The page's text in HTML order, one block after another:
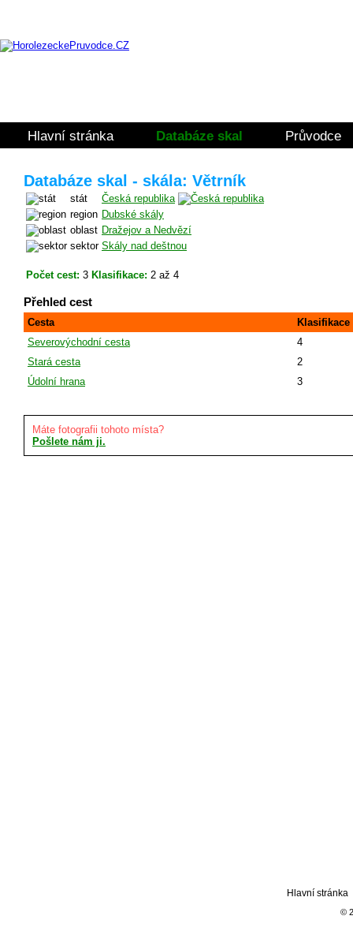
Hlavní stránka Databáze skal Průvodce
Databáze skal - skála: Větrník
stát
Česká republika
region Dubské skály
oblast Dražejov a Nedvězí
sektor Skály nad deštnou
Počet cest: 3 Klasifikace: 2 až 4
Přehled cest
Cesta
Klasifikace
Severovýchodní cesta
4
Stará cesta
2
Údolní hrana
3
Máte fotografii tohoto místa?
Pošlete nám ji.
Hlavní stránka
©